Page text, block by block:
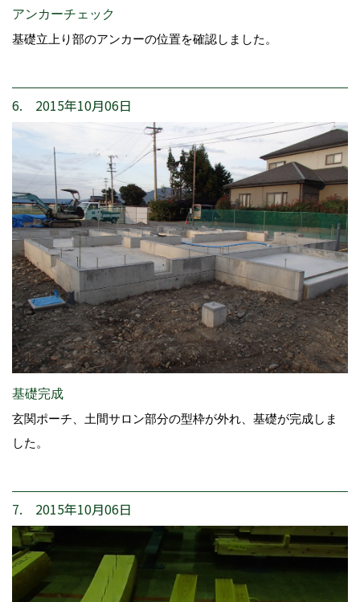
アンカーチェック
基礎立上り部のアンカーの位置を確認しました。
6. 2015年10月06日
基礎完成
玄関ポーチ、土間サロン部分の型枠が外れ、基礎が完成しま
した。
7. 2015年10月06日